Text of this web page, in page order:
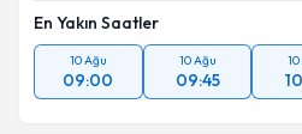
En Yakın Saatler
10 Ağu
09:00
10 Ağu
09:45